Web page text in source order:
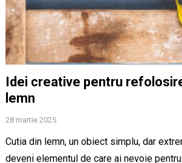
Idei creative pentru
lemn
28 martie 2025
Cutia din lemn, un obiect simplu, dar
deveni elementul de care ai nevoie